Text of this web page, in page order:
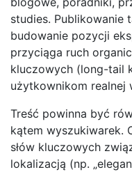
studies. Publikowanie
budowanie pozycji
przyciąga ruch
kluczowych (long-tail
użytkownikom realnej
Treść powinna być
kątem wyszukiwarek.
słów kluczowych
lokalizacją (np.